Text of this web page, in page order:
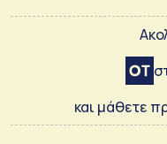
και μάθετε